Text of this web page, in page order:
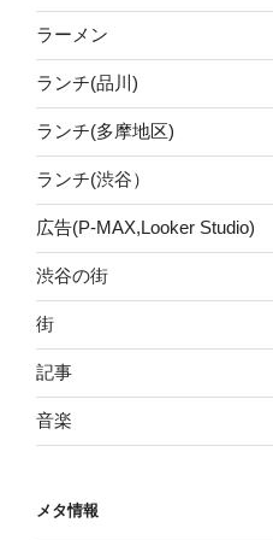
ラーメン
ランチ(品川)
ランチ(多摩地区)
ランチ(渋谷）
広告(P-MAX,Looker Studio)
渋谷の街
街
記事
音楽
メタ情報